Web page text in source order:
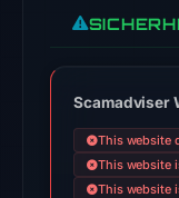
Scamadviser
This website
This website
This website